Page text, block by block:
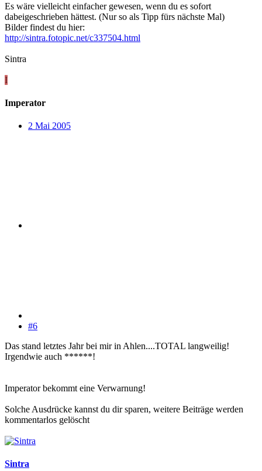
Es wäre vielleicht einfacher gewesen, wenn du es sofort
dabeigeschrieben hättest. (Nur so als Tipp fürs nächste Mal)
Bilder findest du hier:
http://sintra.fotopic.net/c337504.html
Sintra
I
Imperator
2 Mai 2005
#6
Das stand letztes Jahr bei mir in Ahlen....TOTAL langweilig!
Irgendwie auch ******!
Imperator bekommt eine Verwarnung!
Solche Ausdrücke kannst du dir sparen, weitere Beiträge werden
kommentarlos gelöscht
Sintra